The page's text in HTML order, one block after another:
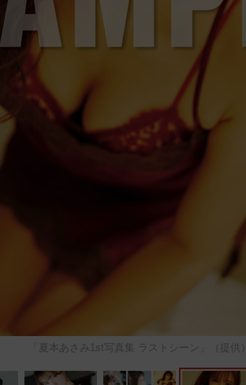
「夏本あさみ1st写真集 ラストシーン」（提供）